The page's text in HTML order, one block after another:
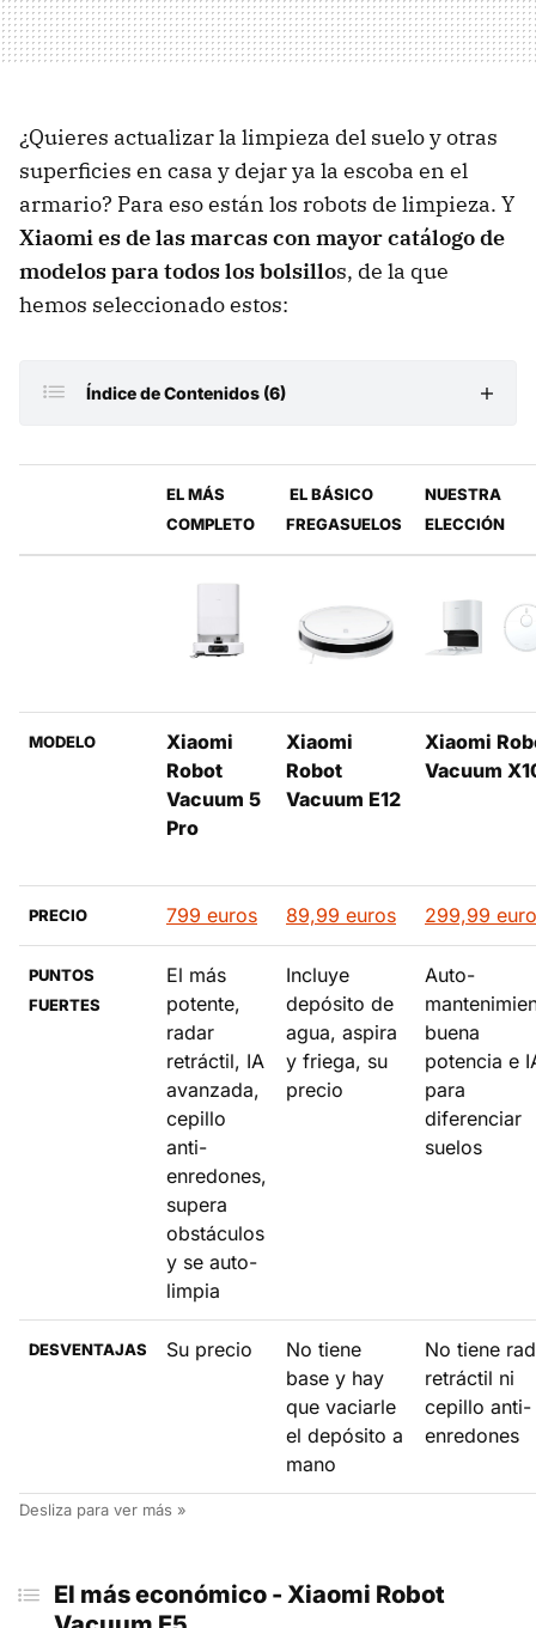
¿Quieres actualizar la limpieza del suelo y otras
superficies en casa y dejar ya la escoba en el
armario? Para eso están los robots de limpieza. Y
Xiaomi es de las marcascon mayor catálogo de
modelos para todos los bolsillos, de la que
hemos seleccionado estos:
Índice de Contenidos (6)
El combo fregasuelos que también barre - Xiaomi
Robot Vacuum E12
El ideal si tienes mascotas - Xiaomi Robot Vacuum
El que se cuela debajo de todos los muebles y tiene
IA - Xiaomi Robot Vacuum 5 Pro
Qué robot aspirador elegir
EL MÁS
COMPLETO
EL BÁSICO
FREGASUELOS
NUESTRA
ELECCIÓN
MODELO
Xiaomi
Robot
Vacuum 5
Pro
Xiaomi
Robot
Vacuum E12
Xiaomi
Vacuum
PRECIO 799 euros 89,99 euros 299,99
PUNTOS
FUERTES
El más
potente,
radar
retráctil, IA
avanzada,
cepillo
anti-
enredones,
supera
obstáculos
y se auto-
limpia
Incluye
depósito de
agua, aspira
y friega, su
precio
Auto-
buena
potencia e
para
diferenciar
suelos
DESVENTAJAS Su precio
No tiene
base y hay
que vaciarle
el depósito a
mano
No tiene
retráctil ni
cepillo anti-
enredones
El más económico - Xiaomi Robot